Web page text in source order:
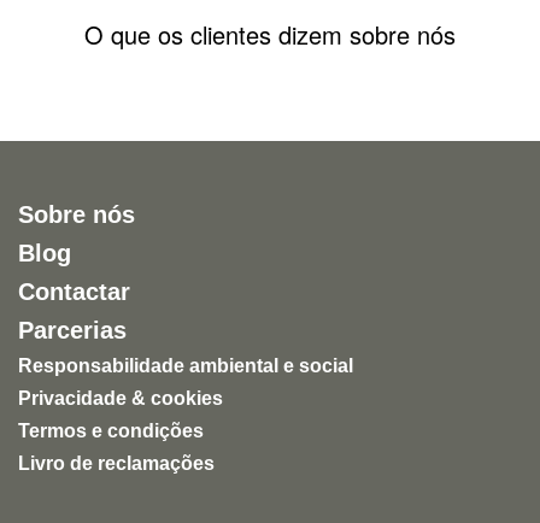
O que os clientes dizem sobre nós
Sobre nós
Blog
Contactar
Parcerias
Responsabilidade ambiental e social
Privacidade & cookies
Termos e condições
Livro de reclamações